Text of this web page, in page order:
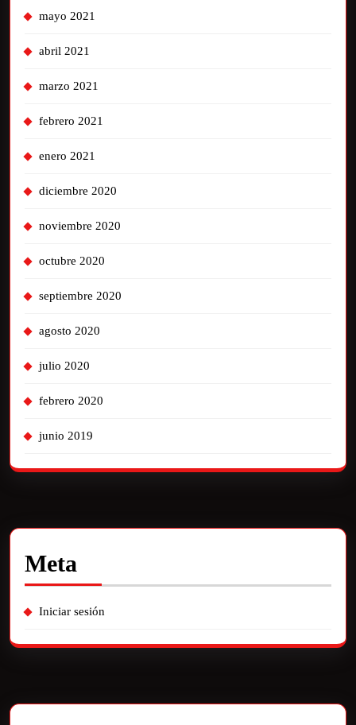
mayo 2021
abril 2021
marzo 2021
febrero 2021
enero 2021
diciembre 2020
noviembre 2020
octubre 2020
septiembre 2020
agosto 2020
julio 2020
febrero 2020
junio 2019
Meta
Iniciar sesión